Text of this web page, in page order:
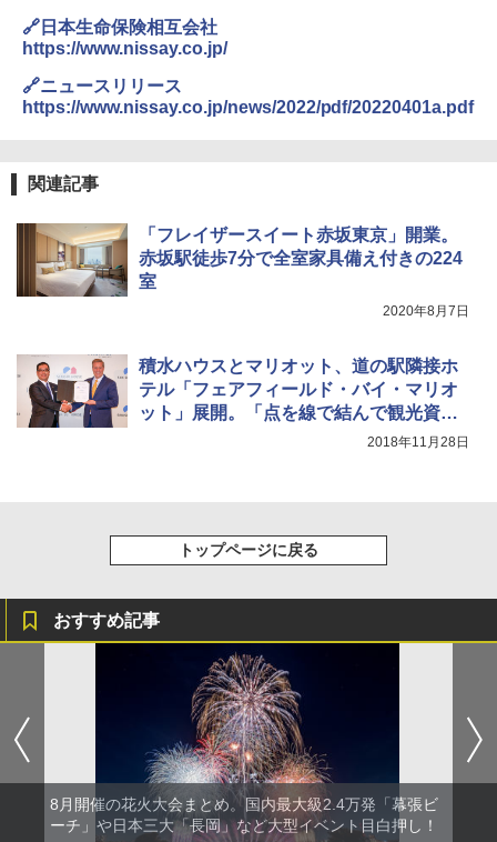
サーフライダーファウンデーション Surfride
r Foundation コラボ Aフレーム メンズ レデ
ィース 帽子 スナップバック a-frame 9フォー
ティー男女兼用ユニセックス 夏用 日除けUV
ケア FREE
0ml（連続噴射30秒）110ml（連続噴射15
秒）射程5～10m 安全ロック搭載 携帯収納袋
防災用品 長期保存可能 緊急時用 日本国内発
￥3,680
🔗日本生命保険相互会社
https://www.nissay.co.jp/
🔗ニュースリリース
https://www.nissay.co.jp/news/2022/pdf/20220401a.pdf
関連記事
「フレイザースイート赤坂東京」開業。
赤坂駅徒歩7分で全室家具備え付きの224
室
2020年8月7日
積水ハウスとマリオット、道の駅隣接ホ
テル「フェアフィールド・バイ・マリオ
ット」展開。「点を線で結んで観光資源
をネットワーク化」と仲井社長2018年11月28日
トップページに戻る
おすすめ記事
8月開催の花火大会まとめ。国内最大級2.4万発「幕張ビ
ーチ」や日本三大「長岡」など大型イベント目白押し！